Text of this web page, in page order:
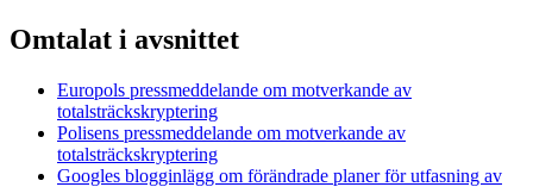
Omtalat i avsnittet
Europols pressmeddelande om motverkande av
totalsträckskryptering
Polisens pressmeddelande om motverkande av
totalsträckskryptering
Googles blogginlägg om förändrade planer för utfasning av